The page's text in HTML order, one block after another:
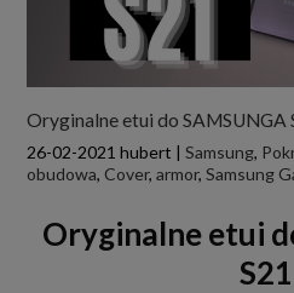
Oryginalne etui do SAMSUNGA
26-02-2021 hubert | Samsung,
obudowa, Cover, armor, Samsung
Oryginalne etui
S21